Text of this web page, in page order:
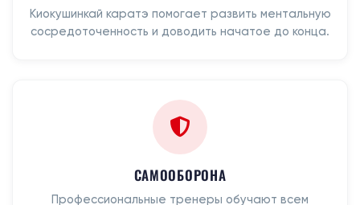
Киокушинкай каратэ помогает развить ментальную
сосредоточенность и доводить начатое до конца.
САМООБОРОНА
Профессиональные тренеры обучают всем